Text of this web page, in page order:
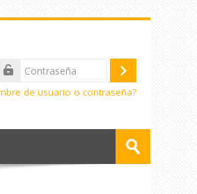
Acceder
de usuario o contraseña?
Enviar